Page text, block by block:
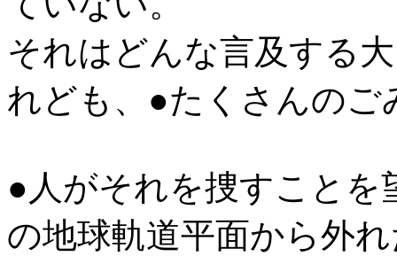
それはどんな言及する
れども、●たくさんのご
●人がそれを捜すことを
の地球軌道平面から外